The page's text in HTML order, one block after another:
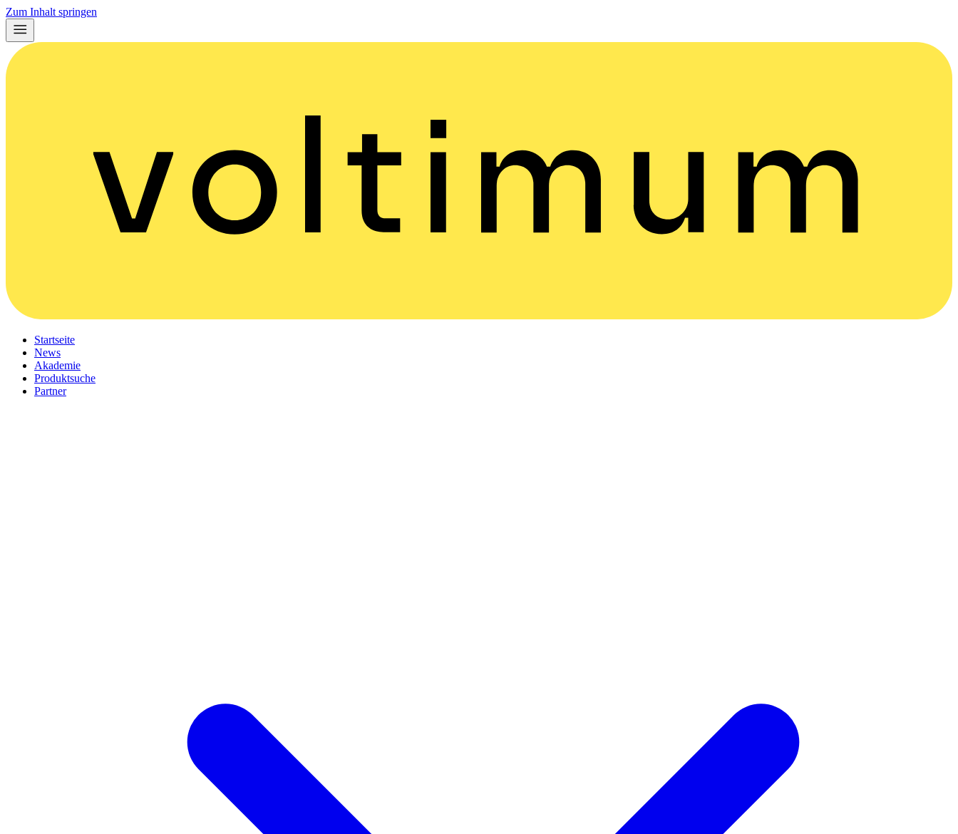
Zum Inhalt springen
Startseite
News
Akademie
Produktsuche
Partner